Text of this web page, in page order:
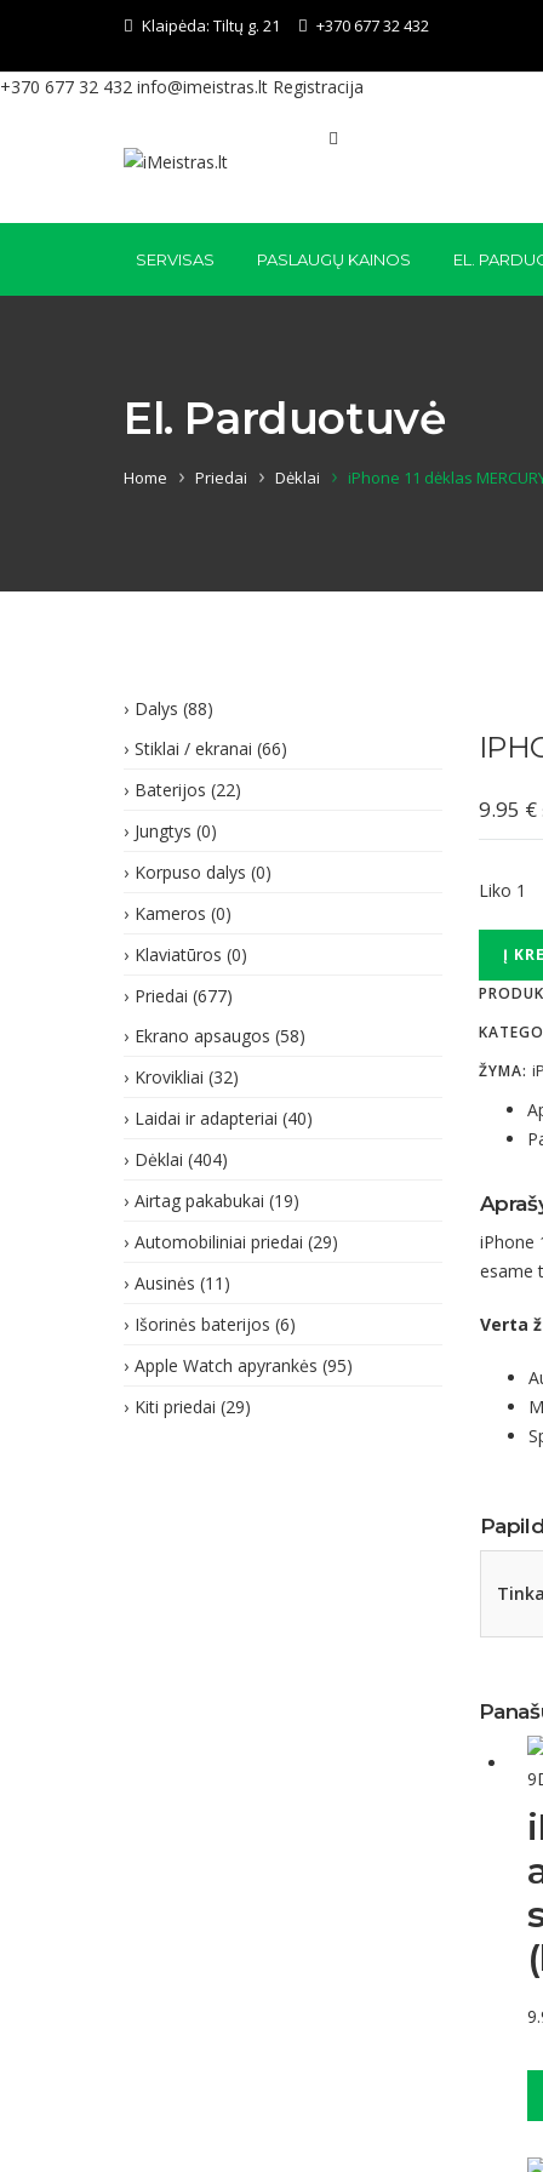
Klaipėda: Tiltų g. 21 +370 677 32 432
+370 677 32 432 info@imeistras.lt Registracija
SERVISAS PASLAUGŲ KAINOS EL.
El. Parduotuvė
Home Priedai Dėklai iPhone 11 dėklas
9.95 €
Liko 1
iPhone
11
dėklas
Silicone
Į
ŽYMA:
iPhone
esame
Verta
Dalys (88)
Stiklai / ekranai (66)
Baterijos (22)
Jungtys (0)
Korpuso dalys (0)
Kameros (0)
Klaviatūros (0)
Priedai (677)
Ekrano apsaugos (58)
Krovikliai (32)
Laidai ir adapteriai (40)
Dėklai (404)
Airtag pakabukai (19)
Automobiliniai priedai (29)
Ausinės (11)
Išorinės baterijos (6)
Apple Watch apyrankės (95)
Kiti priedai (29)